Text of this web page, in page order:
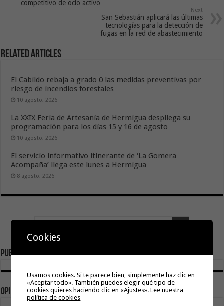
competitivo de ocio activo
Next
San Sebastián aplicará las últimas
tecnologías para la detección de
fugas en la red de abastecimiento
Related Articles
El Cabildo rebaja a grado 0 las medidas preventivas por
riesgo de incendios forestales
10 agosto, 2026
La XXIX Feria de Artesanía de Hermigua despliega su
programación para los días 15 y 16 de agosto
10 agosto, 2026
El servicio informativo itinerante de ‘La Gomera
Acompaña’ llega este lunes a Hermigua
8 agosto, 2026
Publicidad
Opinión
Cookies
Usamos cookies. Si te parece bien, simplemente haz clic en
«Aceptar todo». También puedes elegir qué tipo de
cookies quieres haciendo clic en «Ajustes».Lee nuestra
política de cookies